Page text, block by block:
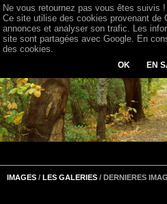
IMAGES / LES GALERIES / DERNIERES
Ne vous retournez pas vous êtes suivis !
Ce site utilise des cookies provenant de
annonces et analyser son trafic. Les
site sont partagées avec Google. En
des cookies.
OK EN